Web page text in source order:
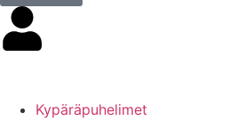
Kypäräpuhelimet